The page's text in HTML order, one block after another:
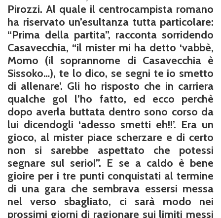
Pirozzi. Al quale il centrocampista romano
ha riservato un’esultanza tutta particolare:
“Prima della partita”, racconta sorridendo
Casavecchia, “il mister mi ha detto ‘vabbè,
Momo (il soprannome di Casavecchia è
Sissoko…), te lo dico, se segni te io smetto
di allenare’. Gli ho risposto che in carriera
qualche gol l’ho fatto, ed ecco perchè
dopo averla buttata dentro sono corso da
lui dicendogli ‘adesso smetti eh!!’. Era un
gioco, al mister piace scherzare e di certo
non si sarebbe aspettato che potessi
segnare sul serio!”. E se a caldo è bene
gioire per i tre punti conquistati al termine
di una gara che sembrava essersi messa
nel verso sbagliato, ci sarà modo nei
prossimi giorni di ragionare sui limiti messi